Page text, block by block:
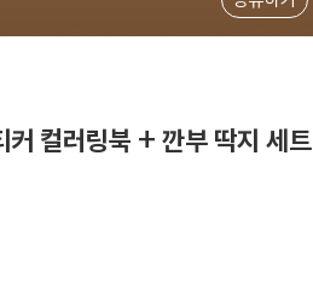
컬러링북 + 깐부 딱지 세트